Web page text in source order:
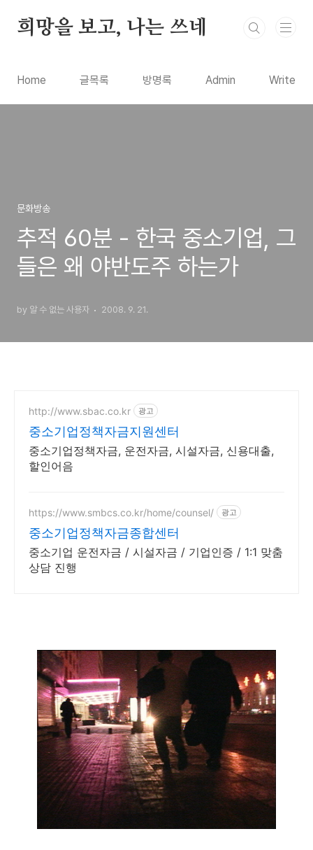
희망을 보고, 나는 쓰네
Home 글목록 방명록 Admin Write
문화방송
추적 60분 - 한국 중소기업, 그
들은 왜 야반도주 하는가
by 알 수 없는 사용자 2008. 9. 21.
http://www.sbac.co.kr 광고
중소기업정책자금지원센터
중소기업정책자금, 운전자금, 시설자금, 신용대출,
할인어음
https://www.smbcs.co.kr/home/counsel/ 광고
중소기업정책자금종합센터
중소기업 운전자금 / 시설자금 / 기업인증 / 1:1 맞춤
상담 진행